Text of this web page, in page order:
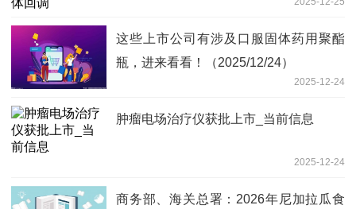
这些上市公司有涉及口服固体药用聚酯
瓶，进来看看！（2025/12/24）
2025-12-24
肿瘤电场治疗仪获批上市_当前信息
2025-12-24
商务部、海关总署：2026年尼加拉瓜食